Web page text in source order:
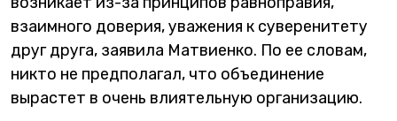
взаимного доверия, уважения к суверенитету
друг друга, заявила Матвиенко. По ее словам,
никто не предполагал, что объединение
вырастет в очень влиятельную организацию.